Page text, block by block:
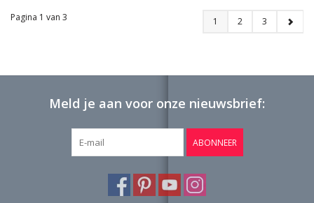
Pagina 1 van 3 1 2 3
Meld je aan voor onze nieuwsbrief:
ABONNEER